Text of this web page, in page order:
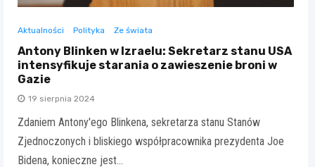
Aktualności Polityka Ze świata
Antony Blinken w Izraelu: Sekretarz stanu USA
intensyfikuje starania o zawieszenie broni w
Gazie
19 sierpnia 2024
Zdaniem Antony'ego Blinkena, sekretarza stanu Stanów
Zjednoczonych i bliskiego współpracownika prezydenta Joe
Bidena, konieczne jest…